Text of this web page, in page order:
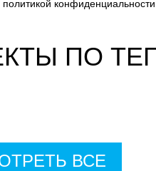
политикой конфиденциальности
ПО
ВСЕ